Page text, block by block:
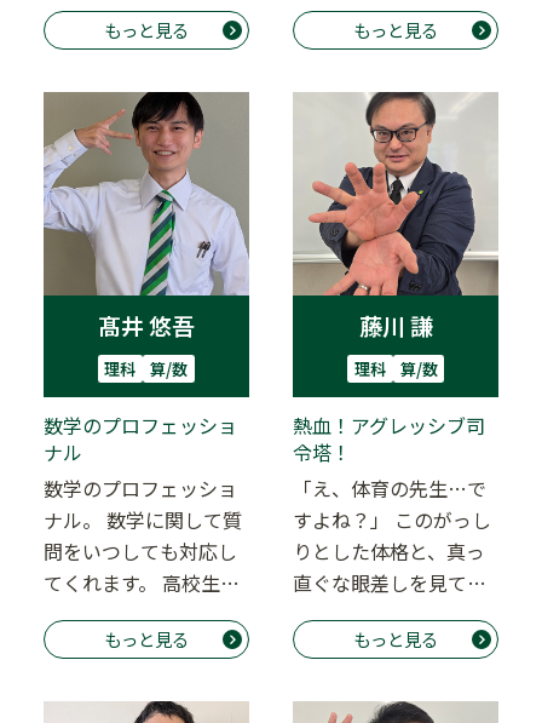
優しい笑顔の先生。…
もっと見る
現場を「診て」来…
もっと見る
髙井 悠吾
理科 算/数
数学のプロフェッショ
ナル
数学のプロフェッショ
ナル。 数学に関して質
問をいつしても対応し
てくれます。 高校生の
数Ⅲの内容まで対応可
能です。 中学生…
もっと見る
藤川 謙
理科 算/数
熱血！アグレッシブ司
令塔！
「え、体育の先生…で
すよね？」 このがっし
りとした体格と、真っ
直ぐな眼差しを見てそ
う思った方、多いので
はないでしょうか？…
もっと見る